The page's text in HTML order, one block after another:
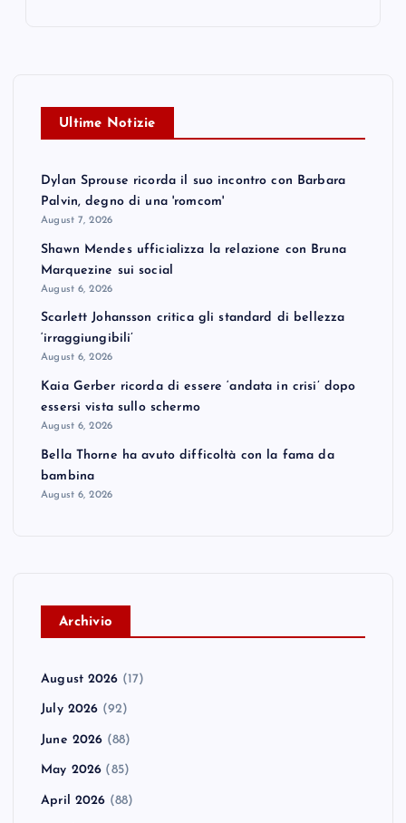
Ultime Notizie
Dylan Sprouse ricorda il suo incontro con Barbara
Palvin, degno di una 'romcom'
August 7, 2026
Shawn Mendes ufficializza la relazione con Bruna
Marquezine sui social
August 6, 2026
Scarlett Johansson critica gli standard di bellezza
‘irraggiungibili’
August 6, 2026
Kaia Gerber ricorda di essere ‘andata in crisi’ dopo
essersi vista sullo schermo
August 6, 2026
Bella Thorne ha avuto difficoltà con la fama da
bambina
August 6, 2026
Archivio
August 2026 (17)
July 2026 (92)
June 2026 (88)
May 2026 (85)
April 2026 (88)